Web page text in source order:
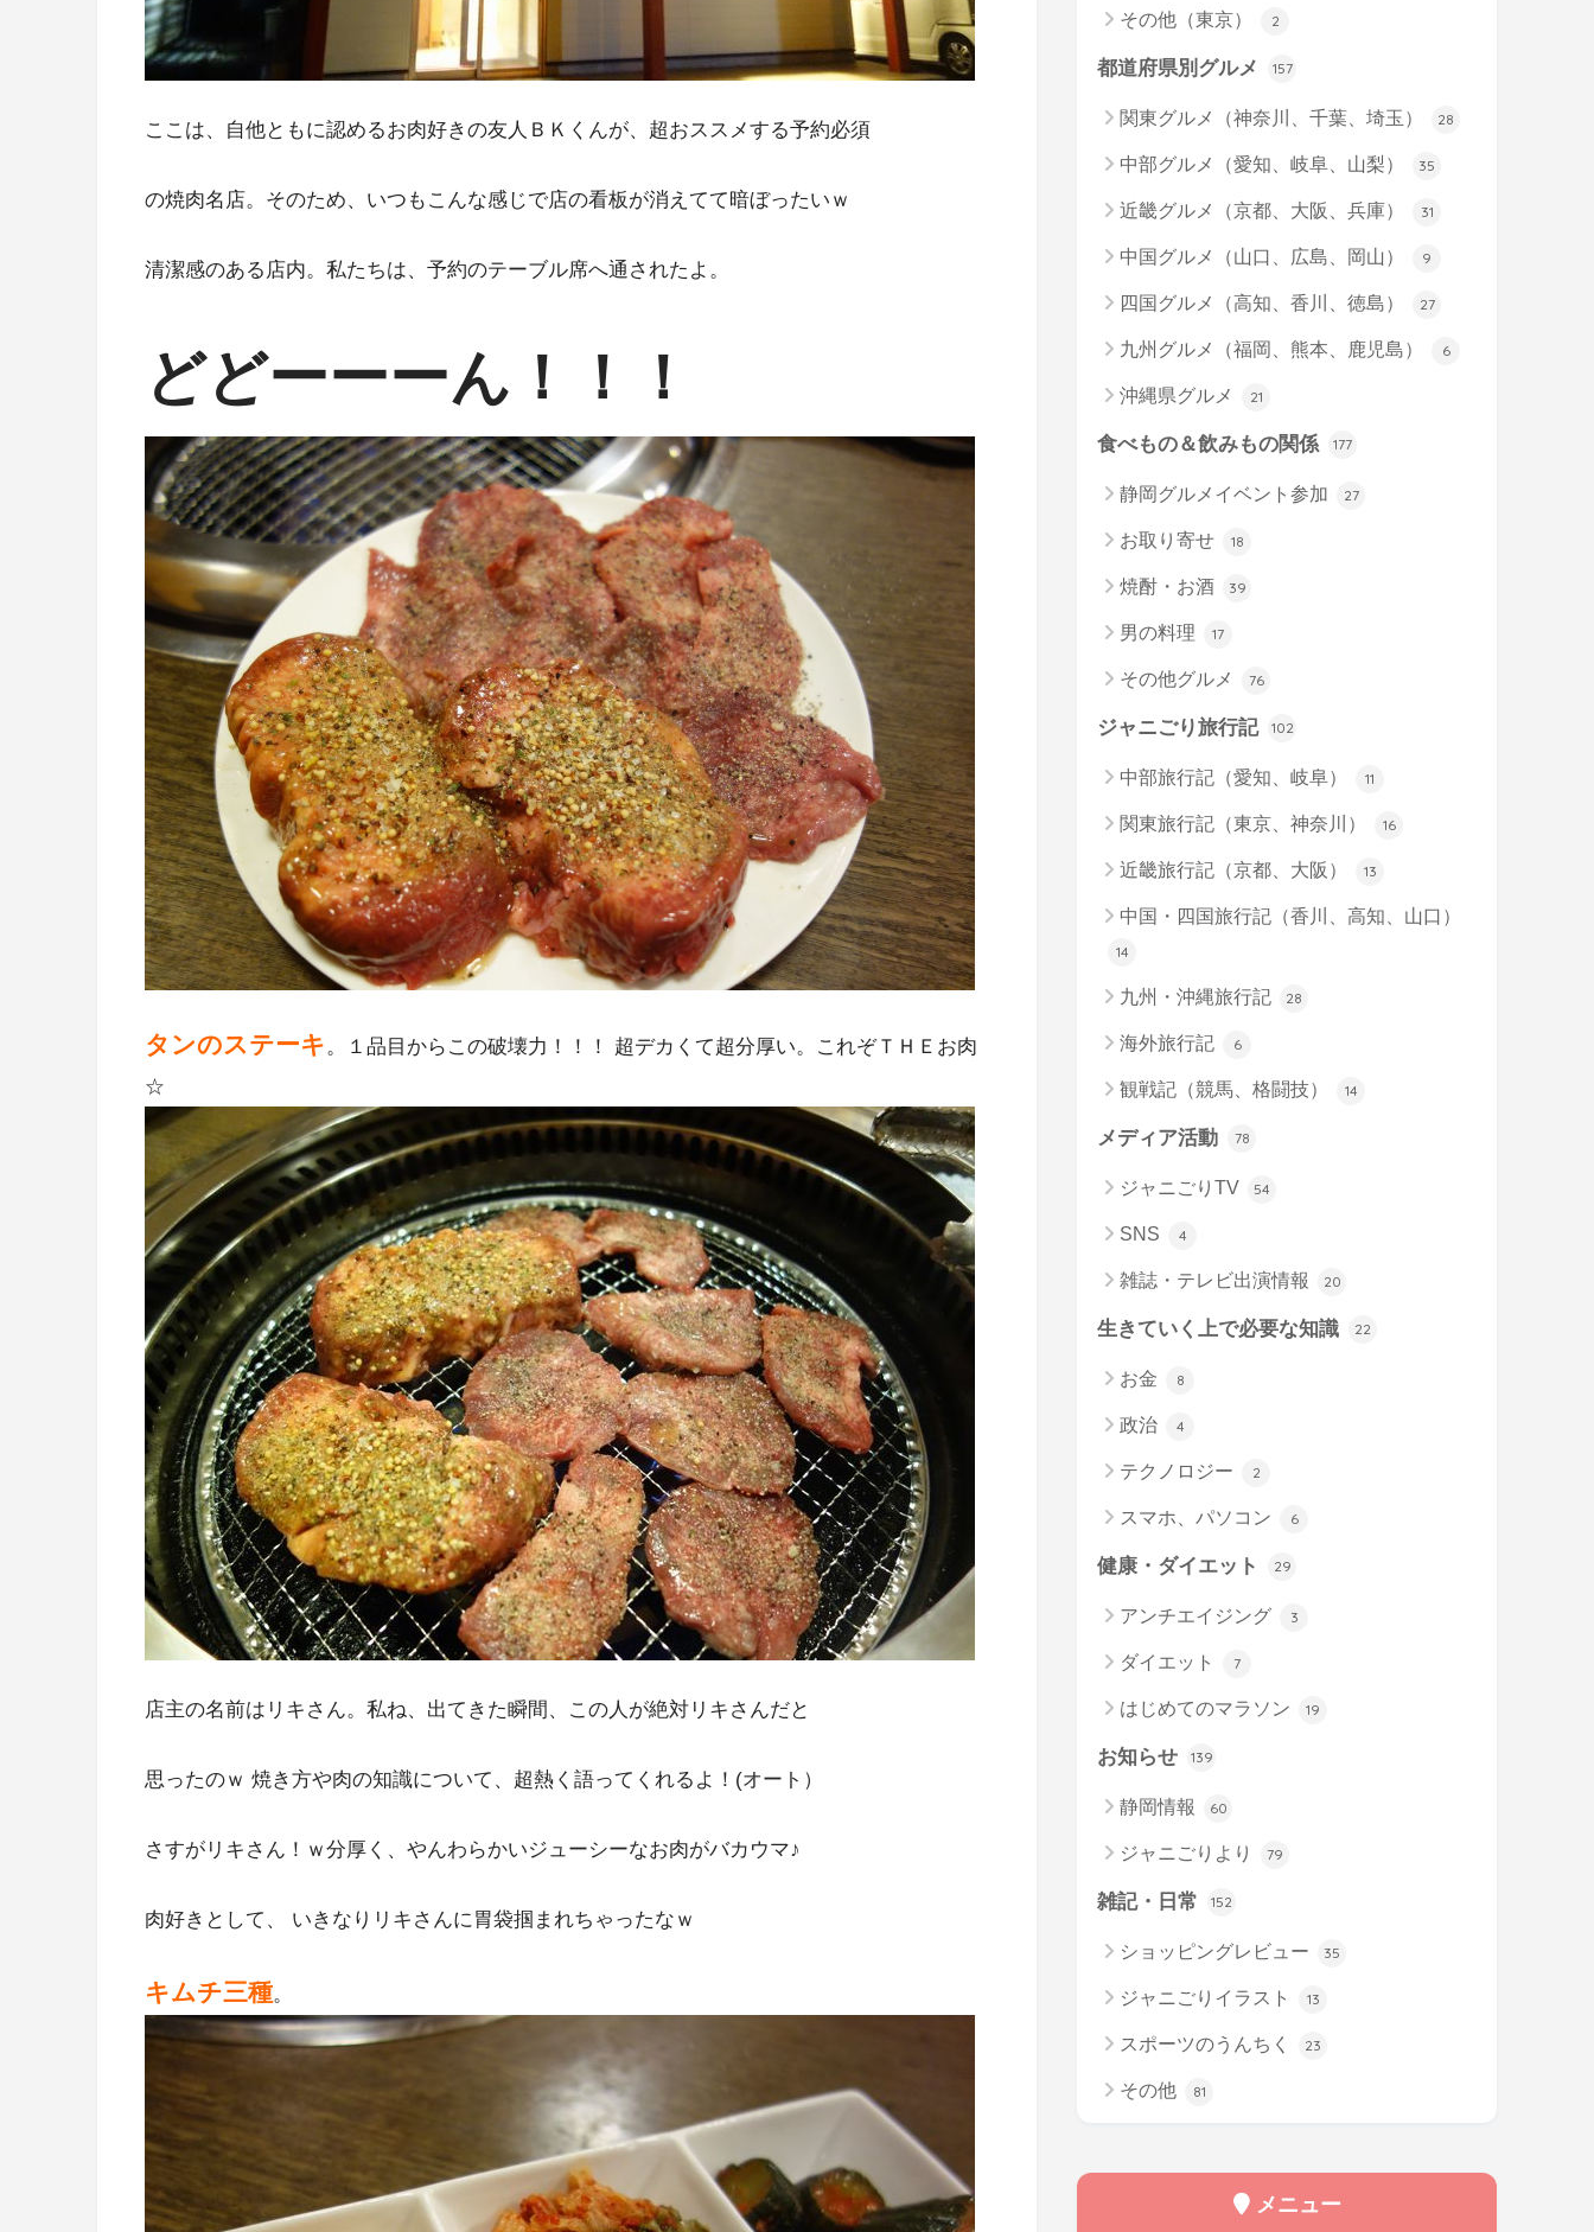
ここは、自他ともに認めるお肉好きの友人ＢＫくんが、超おススメする予約必須
の焼肉名店。そのため、いつもこんな感じで店の看板が消えてて暗ぼったいｗ
清潔感のある店内。私たちは、予約のテーブル席へ通されたよ。
どどーーーん！！！
タンのステーキ。１品目からこの破壊力！！！ 超デカくて超分厚い。これぞＴＨＥお肉
☆
店主の名前はリキさん。私ね、出てきた瞬間、この人が絶対リキさんだと
思ったのｗ 焼き方や肉の知識について、超熱く語ってくれるよ！(オート）
さすがリキさん！ｗ分厚く、やんわらかいジューシーなお肉がバカウマ♪
肉好きとして、 いきなりリキさんに胃袋掴まれちゃったなｗ
キムチ三種。
その他（東京） 2
都道府県別グルメ 157
関東グルメ（神奈川、千葉、埼玉） 28
中部グルメ（愛知、岐阜、山梨） 35
近畿グルメ（京都、大阪、兵庫） 31
中国グルメ（山口、広島、岡山） 9
四国グルメ（高知、香川、徳島） 27
九州グルメ（福岡、熊本、鹿児島） 6
沖縄県グルメ 21
食べもの＆飲みもの関係 177
静岡グルメイベント参加 27
お取り寄せ 18
焼酎・お酒 39
男の料理 17
その他グルメ 76
ジャニごり旅行記 102
中部旅行記（愛知、岐阜） 11
関東旅行記（東京、神奈川） 16
近畿旅行記（京都、大阪） 13
中国・四国旅行記（香川、高知、山口）
14
九州・沖縄旅行記 28
海外旅行記 6
観戦記（競馬、格闘技） 14
メディア活動 78
ジャニごりTV 54
SNS 4
雑誌・テレビ出演情報 20
生きていく上で必要な知識 22
お金 8
政治 4
テクノロジー 2
スマホ、パソコン 6
健康・ダイエット 29
アンチエイジング 3
ダイエット 7
はじめてのマラソン 19
お知らせ 139
静岡情報 60
ジャニごりより 79
雑記・日常 152
ショッピングレビュー 35
ジャニごりイラスト 13
スポーツのうんちく 23
その他 81
メニュー